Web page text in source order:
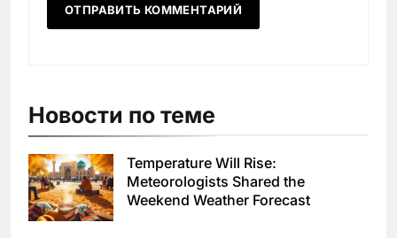
Новости по теме
Temperature Will Rise:
Meteorologists Shared the
Weekend Weather Forecast